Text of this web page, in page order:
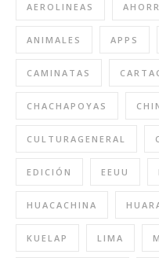
AEROLINEAS
ANIMALES APPS
CAMINATAS
CHACHAPOYAS
CULTURAGENERAL
EDICIÓN EEUU
HUACACHINA
KUELAP LIMA